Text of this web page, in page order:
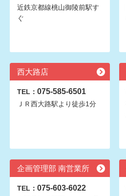
近鉄京都線桃山御陵前駅す
ぐ
西大路店
TEL： 075-585-6501
ＪＲ西大路駅より徒歩1分
企画管理部 南営業所
TEL： 075-603-6022